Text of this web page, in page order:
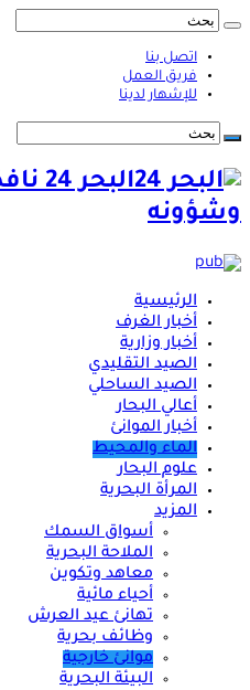
اتصل بنا
فريق العمل
للإشهار لدينا
وشؤونه
الرئيسية
أخبار الغرف
أخبار وزارية
الصيد التقليدي
الصيد الساحلي
أعالي البحار
أخبار الموانئ
الماء والمحيط
علوم البحار
المرأة البحرية
المزيد
أسواق السمك
الملاحة البحرية
معاهد وتكوين
أحياء مائية
تهانئ عيد العرش
وظائف بحرية
موانئ خارجية
البيئة البحرية